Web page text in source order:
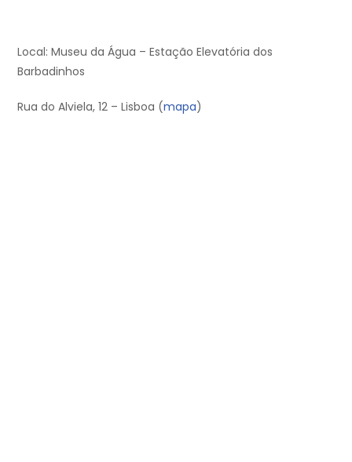
Local: Museu da Água – Estação Elevatória dos
Barbadinhos
Rua do Alviela, 12 – Lisboa (mapa)